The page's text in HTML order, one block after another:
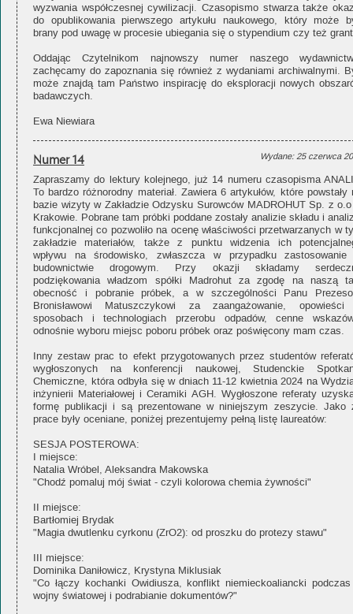
wyzwania współczesnej cywilizacji. Czasopismo stwarza także
do opublikowania pierwszego artykułu naukowego, który może
brany pod uwagę w procesie ubiegania się o stypendium czy też
Oddając Czytelnikom najnowszy numer naszego
zachęcamy do zapoznania się również z wydaniami archiwalnymi.
może znajdą tam Państwo inspirację do eksploracji nowych
badawczych.
Ewa Niewiara
Numer 14 Wydane: 25 czerwca
Zapraszamy do lektury kolejnego, już 14 numeru czasopisma
To bardzo różnorodny materiał. Zawiera 6 artykułów, które powstały
bazie wizyty w Zakładzie Odzysku Surowców MADROHUT Sp. z
Krakowie. Pobrane tam próbki poddane zostały analizie składu i
funkcjonalnej co pozwoliło na ocenę właściwości przetwarzanych w
zakładzie materiałów, także z punktu widzenia ich
wpływu na środowisko, zwłaszcza w przypadku zastosowanie
budownictwie drogowym. Przy okazji składamy
podziękowania władzom spółki Madrohut za zgodę na naszą
obecność i pobranie próbek, a w szczególności Panu
Bronisławowi Matuszczykowi za zaangażowanie,
sposobach i technologiach przerobu odpadów, cenne
odnośnie wyboru miejsc poboru próbek oraz poświęcony mam czas.
Inny zestaw prac to efekt przygotowanych przez studentów
wygłoszonych na konferencji naukowej, Studenckie
Chemiczne, która odbyła się w dniach 11-12 kwietnia 2024 na
inżynierii Materiałowej i Ceramiki AGH. Wygłoszone referaty
formę publikacji i są prezentowane w niniejszym zeszycie. Jako
prace były oceniane, poniżej prezentujemy pełną listę laureatów:
SESJA POSTEROWA:
I miejsce:
Natalia Wróbel, Aleksandra Makowska
"Chodź pomaluj mój świat - czyli kolorowa chemia żywności"
II miejsce:
Bartłomiej Brydak
"Magia dwutlenku cyrkonu (ZrO2): od proszku do protezy stawu"
III miejsce:
Dominika Daniłowicz, Krystyna Miklusiak
"Co łączy kochanki Owidiusza, konflikt niemieckoaliancki
wojny światowej i podrabianie dokumentów?"